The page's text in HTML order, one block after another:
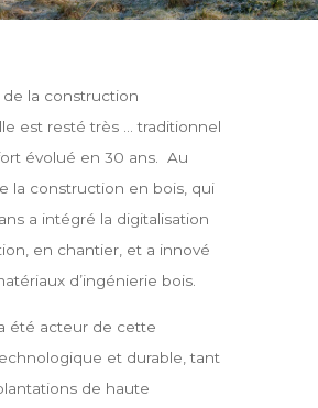
de la construction
est resté très … traditionnel
évolué en 30 ans. Au
la construction en bois, qui
a intégré la digitalisation
en chantier, et a innové
d’ingénierie bois.
été acteur de cette
et durable, tant
de haute